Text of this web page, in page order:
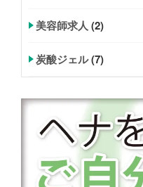
美容師求人 (2)
炭酸ジェル(7)